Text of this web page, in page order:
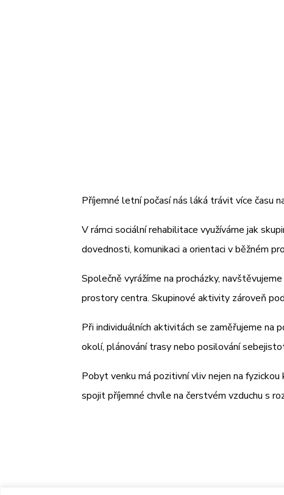
Příjemné letní počasí nás láká trávit více času
V rámci sociální rehabilitace využíváme jak
dovednosti, komunikaci a orientaci v běžném
Společně vyrážíme na procházky,
prostory centra. Skupinové aktivity zároveň
Při individuálních aktivitách se zaměřujeme
okolí, plánování trasy nebo posilování
Pobyt venku má pozitivní vliv nejen na
spojit příjemné chvíle na čerstvém vzduchu s